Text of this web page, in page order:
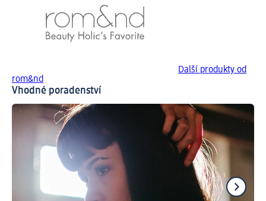
Další produkty od
rom&nd
Vhodné poradenství